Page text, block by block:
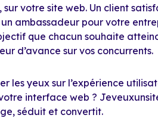
votre site web. Un client
ambassadeur pour votre
que chacun souhaite
d’avance sur vos concurrents.
les yeux sur l’expérience
interface web ?
séduit et convertit.